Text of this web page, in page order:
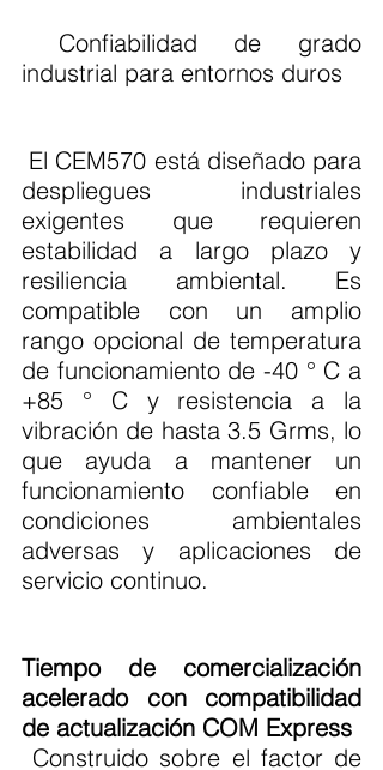
industrial para entornos duros
despliegues industriales
exigentes que requieren
estabilidad a largo plazo y
resiliencia ambiental. Es
compatible con un amplio
rango opcional de temperatura
de funcionamiento de -40 ° C a
+85 ° C y resistencia a la
vibración de hasta 3.5 Grms, lo
que ayuda a mantener un
funcionamiento confiable en
condiciones ambientales
adversas y aplicaciones de
servicio continuo.
Tiempo de comercialización
acelerado con compatibilidad
de actualización COM Express